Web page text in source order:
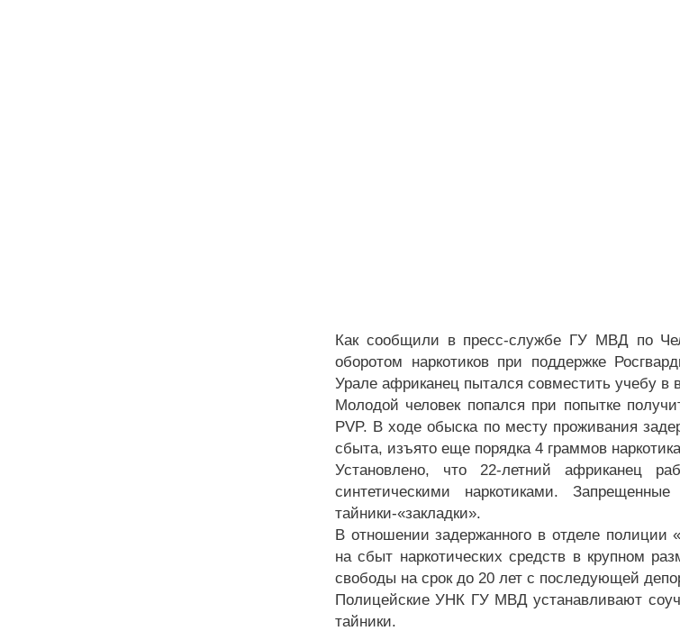
Как сообщили в пресс-службе ГУ МВД по
оборотом наркотиков при поддержке
Урале африканец пытался совместить учебу в
Молодой человек попался при попытке
PVP. В ходе обыска по месту проживания
сбыта, изъято еще порядка 4 граммов
Установлено, что 22-летний африканец
синтетическими наркотиками.
тайники-«закладки».
В отношении задержанного в отделе полиции
на сбыт наркотических средств в крупном
свободы на срок до 20 лет с последующей
Полицейские УНК ГУ МВД устанавливают
тайники.